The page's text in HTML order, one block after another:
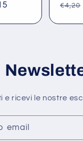
€4,20
e ricevi le nostre
email